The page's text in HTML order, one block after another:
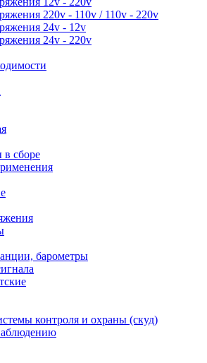
220v - 110v / 110v - 220v
24v - 12v
24v - 220v
в сборе
барометры
контроля и охраны (скуд)